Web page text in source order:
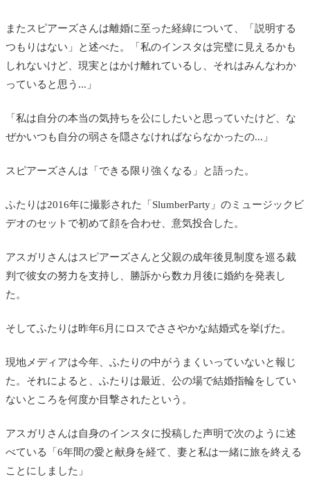
またスピアーズさんは離婚に至った経緯について、「説明する
つもりはない」と述べた。「私のインスタは完璧に見えるかも
しれないけど、現実とはかけ離れているし、それはみんなわか
っていると思う...」
「私は自分の本当の気持ちを公にしたいと思っていたけど、な
ぜかいつも自分の弱さを隠さなければならなかったの...」
スピアーズさんは「できる限り強くなる」と語った。
ふたりは2016年に撮影された「SlumberParty」のミュージックビ
デオのセットで初めて顔を合わせ、意気投合した。
アスガリさんはスピアーズさんと父親の成年後見制度を巡る裁
判で彼女の努力を支持し、勝訴から数カ月後に婚約を発表し
た。
そしてふたりは昨年6月にロスでささやかな結婚式を挙げた。
現地メディアは今年、ふたりの中がうまくいっていないと報じ
た。それによると、ふたりは最近、公の場で結婚指輪をしてい
ないところを何度か目撃されたという。
アスガリさんは自身のインスタに投稿した声明で次のように述
べている「6年間の愛と献身を経て、妻と私は一緒に旅を終える
ことにしました」